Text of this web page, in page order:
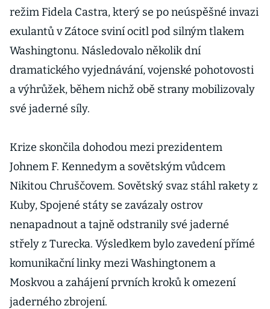
režim Fidela Castra, který se po neúspěšné invazi
exulantů v Zátoce sviní ocitl pod silným tlakem
Washingtonu. Následovalo několik dní
dramatického vyjednávání, vojenské pohotovosti
a výhrůžek, během nichž obě strany mobilizovaly
své jaderné síly.
Krize skončila dohodou mezi prezidentem
Johnem F. Kennedym a sovětským vůdcem
Nikitou Chruščovem. Sovětský svaz stáhl rakety z
Kuby, Spojené státy se zavázaly ostrov
nenapadnout a tajně odstranily své jaderné
střely z Turecka. Výsledkem bylo zavedení přímé
komunikační linky mezi Washingtonem a
Moskvou a zahájení prvních kroků k omezení
jaderného zbrojení.